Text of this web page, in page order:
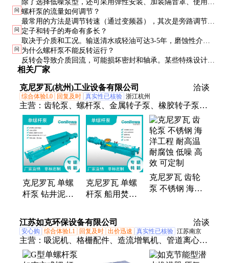
可处理更高固体含量。
除了选择低噪泵型，还可采用弹性安装、加装隔音罩、使用减
振管道支撑等措施。合理的管道设计也能减少流体噪音。
问 螺杆泵的流量如何调节？
最常用的方法是调节转速（通过变频器），其次是旁路调节。
节流阀调节不推荐，会增加能耗和磨损。
问 定子和转子的寿命有多长？
取决于介质和工况。输送清水或轻油可达3-5年，磨蚀性介质
可能只有6-12个月。定期检查磨损可延长使用寿命。
问 为什么螺杆泵不能反转运行？
反转会导致介质回流，可能损坏密封和轴承。某些特殊设计的
泵允许短暂反转，但常规泵应避免。
相关厂家
克尼罗瓦(杭州)工业设备有限公司 洽谈
综合体验L0 回复及时 真实性已核验 浙江杭州
主营： 齿轮泵、螺杆泵、金属转子泵、橡胶转子泵、
3泵头计量泵、焚烧炉输送泵、金属凸轮转子泵、夹
套保温、防爆电机
克尼罗瓦 单螺
杆泵 钻井泥浆
水 带料斗 耐磨
损 可定制
克尼罗瓦 单螺
杆泵 船⽤焚烧
计量 原料制备
耐腐蚀 可定制
克尼罗瓦 齿轮
泵 不锈钢 海洋
江苏如克环保设备有限公司 洽谈
安心购 综合体验L1 回复及时 出价迅速 真实性已核验 江苏南京
主营： 吸泥机、格栅配件、造流增氧机、管道离心
泵、潜水排污泵、离心曝气机、潜水曝气机、潜水搅